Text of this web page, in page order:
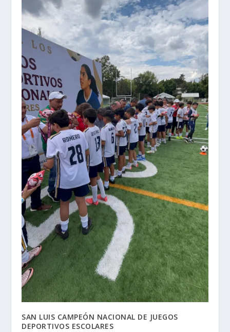
SAN LUIS CAMPEÓN NACIONAL DE JUEGOS
DEPORTIVOS ESCOLARES